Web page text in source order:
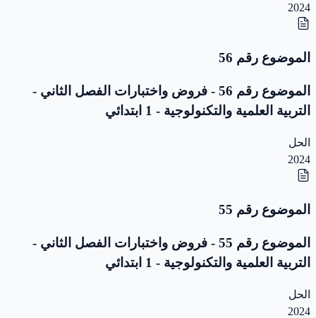
2024
الموضوع رقم 56
الموضوع رقم 56 - فروض واختبارات الفصل الثاني -
التربية العلمية والتكنولوجية - 1 ابتدائي
الحل
2024
الموضوع رقم 55
الموضوع رقم 55 - فروض واختبارات الفصل الثاني -
التربية العلمية والتكنولوجية - 1 ابتدائي
الحل
2024